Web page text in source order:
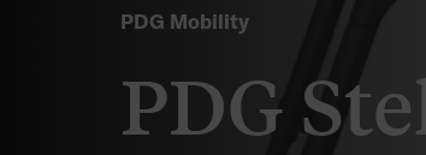
PDG Mobility
PDG